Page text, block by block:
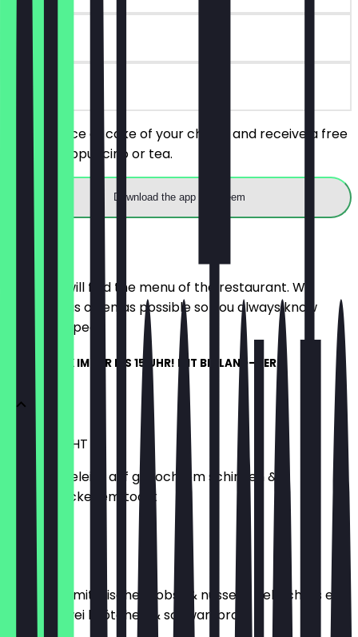
Order a slice of cake of your choice and receive a free
coffee, cappuccino or tea.
Download the app to redeem
Menu
Here you will find the menu of the restaurant. We
update it as often as possible so you always know
what to expect.
FRÜHSTÜCK IMMER BIS 15 UHR! MIT BIOLAND-EIERN
MAASTRICHT
zwei spiegeleier auf gekochtem schinken &
hausgebackenem toast
BASEL
käseteller mit frischem obst & nüssen | gekochtes ei |
butter | zwei brötchen & schwarzbrot